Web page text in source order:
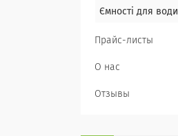
Ємності для води
Прайс-листы
О нас
Отзывы